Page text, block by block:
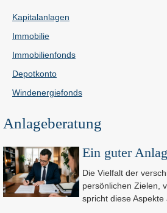
Kapitalanlagen
Immobilie
Immobilienfonds
Depotkonto
Windenergiefonds
Anlageberatung
Ein guter
Die Vielfalt der
persönlichen Zielen,
spricht diese